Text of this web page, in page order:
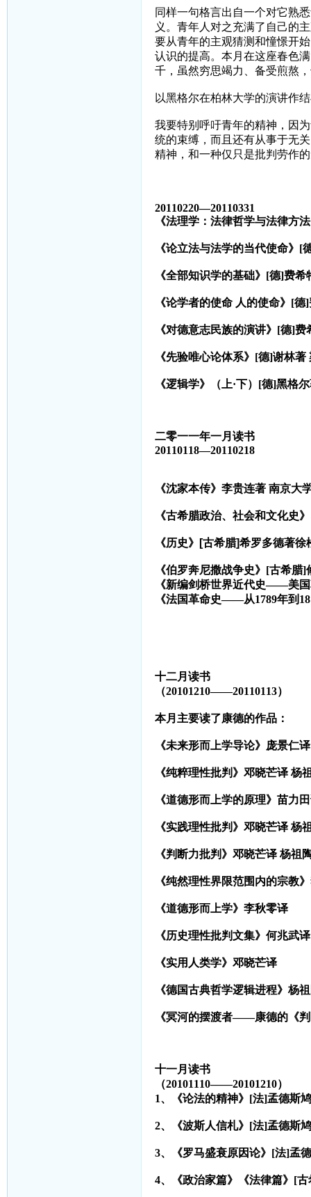
同样一句格言出自一个对它熟
义。青年人对之充满了自己的
要从青年的主观猜测和憧憬开
认识的提高。本月在这座春色
千，虽然穷思竭力、备受煎熬
以黑格尔在柏林大学的演讲作
我要特别呼吁青年的精神，因
统的束缚，而且还有从事于无
精神，和一种仅只是批判劳作
20110220—20110331
《法理学：法律哲学与法律方
《论立法与法学的当代使命》 [
《全部知识学的基础》 [德]费希
《论学者的使命 人的使命》 [德]
《对德意志民族的演讲》 [德]费
《先验唯心论体系》 [德]谢林著
《逻辑学》（上·下） [德]黑格
二零一一年一月读书
20110118—20110218
《沈家本传》李贵连著 南京大
《古希腊政治、社会和文化史
《历史》[古希腊]希罗多德著
《伯罗奔尼撒战争史》[古希
《新编剑桥世界近代史——美
《法国革命史——从1789年到
十二月读书
（20101210——20110113）
本月主要读了康德的作品：
《未来形而上学导论》庞景仁译
《纯粹理性批判》邓晓芒译 杨
《道德形而上学的原理》苗力
《实践理性批判》邓晓芒译 杨
《判断力批判》邓晓芒译 杨祖
《纯然理性界限范围内的宗教
《道德形而上学》李秋零译
《历史理性批判文集》何兆武译
《实用人类学》邓晓芒译
《德国古典哲学逻辑进程》杨
《冥河的摆渡者——康德的《
十一月读书
（20101110——20101210）
1、《论法的精神》[法]孟德斯
2、《波斯人信札》[法]孟德斯
3、《罗马盛衰原因论》[法]孟
4、《政治家篇》《法律篇》[